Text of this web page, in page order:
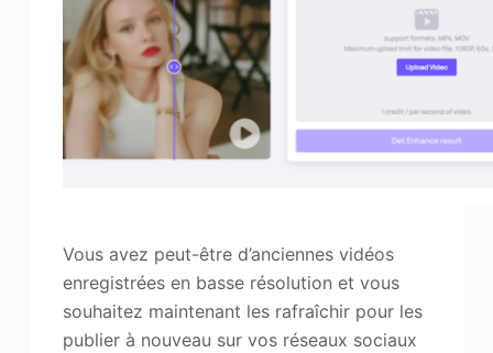
Vous avez peut-être d’anciennes vidéos
enregistrées en basse résolution et vous
souhaitez maintenant les rafraîchir pour les
publier à nouveau sur vos réseaux sociaux